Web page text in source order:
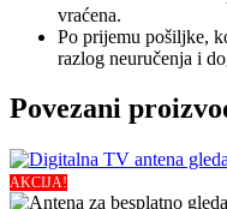
vraćena.
Po prijemu pošiljke,
razlog neuručenja i
Povezani
AKCIJA!